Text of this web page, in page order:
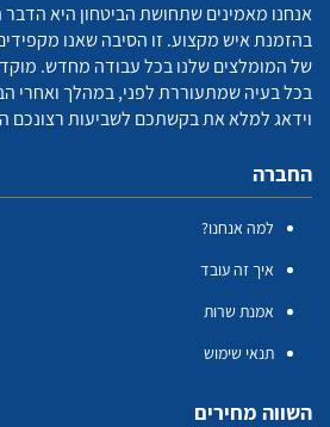
אנחנו מאמינים שתחושת הביטחון היא הדבר
בהזמנת איש מקצוע. זו הסיבה שאנו
של המומלצים שלנו בכל עבודה מחדש.
בכל בעיה שמתעוררת לפני, במהלך ואחרי
וידאג למלא את בקשתכם לשביעות רצונכם
החברה
למה אנחנו?
איך זה עובד
אמנת שרות
תנאי שימוש
השווה מחירים